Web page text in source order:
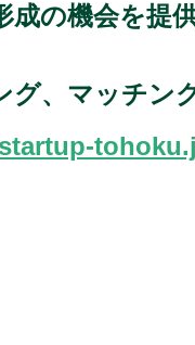
の機会を提供
、マッチン